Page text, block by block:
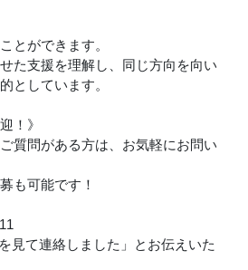
とができます。
た支援を理解し、同じ方向を向い
としています。
！》
質問がある方は、お気軽にお問い
も可能です！
見て連絡しました」とお伝えいた